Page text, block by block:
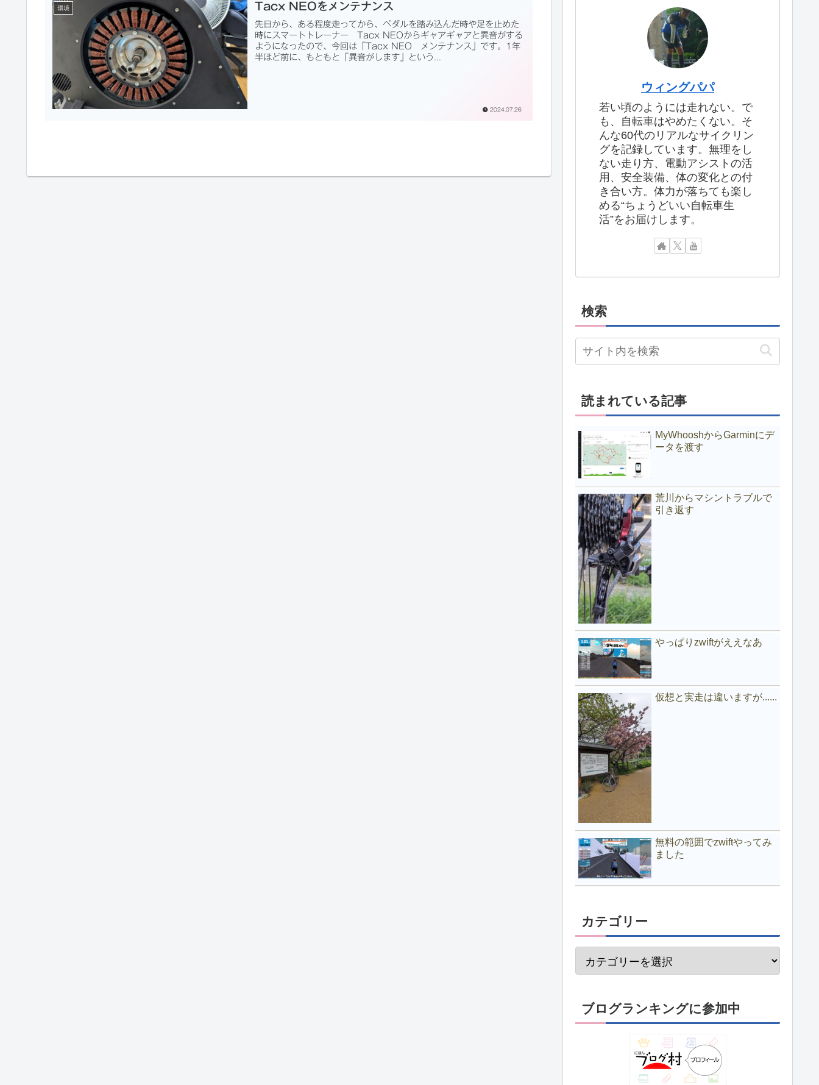
環境 Tacx NEOをメンテナンス
先日から、ある程度走ってから、ペダルを踏み込んだ時や足を止めた
時にスマートトレーナー Tacx NEOからギャアギャアと異音がする
ようになったので、今回は「Tacx NEO メンテナンス」です。1年
半ほど前に、もともと「異音がします」という...
2024.07.26
ウィングパパ
若い頃のようには走れない。で
も、自転車はやめたくない。そ
んな60代のリアルなサイクリン
グを記録しています。無理をし
ない走り方、電動アシストの活
用、安全装備、体の変化との付
き合い方。体力が落ちても楽し
める“ちょうどいい自転車生
活”をお届けします。
検索
読まれている記事
MyWhooshからGarminにデ
ータを渡す
荒川からマシントラブルで
引き返す
やっぱりzwiftがええなあ
仮想と実走は違いますが......
無料の範囲でzwiftやってみ
ました
カテゴリー
ブログランキングに参加中